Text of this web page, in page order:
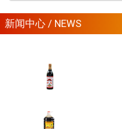
新闻中心 / NEWS